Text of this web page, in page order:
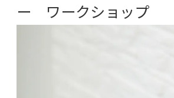
ー ワークショップ